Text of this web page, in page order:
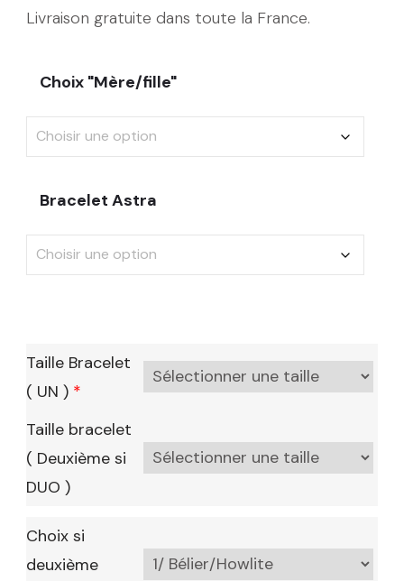
Livraison gratuite dans toute la France.
Choix "Mère/fille"
Bracelet Astra
Taille Bracelet
( UN ) *
Taille bracelet
( Deuxième si
DUO )
Choix si
deuxième